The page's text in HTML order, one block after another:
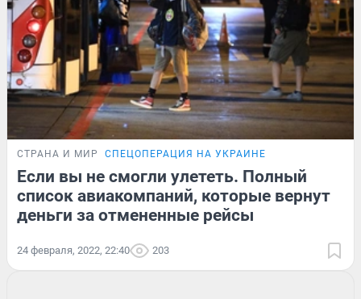
СТРАНА И МИР СПЕЦОПЕРАЦИЯ НА УКРАИНЕ
Если вы не смогли улететь. Полный
список авиакомпаний, которые вернут
деньги за отмененные рейсы
24 февраля, 2022, 22:40 203